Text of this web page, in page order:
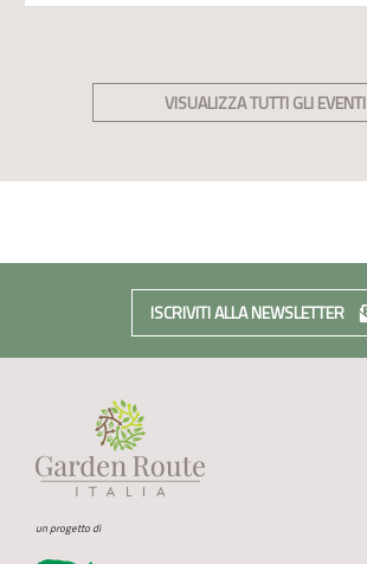
VISUALIZZA TUTTI GLI EVENTI
ISCRIVITI ALLA NEWSLETTER
un progetto di